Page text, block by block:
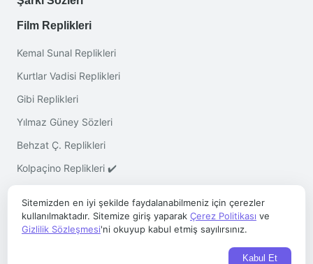
Film Replikleri
Kemal Sunal Replikleri
Kurtlar Vadisi Replikleri
Gibi Replikleri
Yılmaz Güney Sözleri
Behzat Ç. Replikleri
Kolpaçino Replikleri ✔️
- Her Hakkı Saklıdır
Sitemizden en iyi şekilde faydalanabilmeniz için çerezler
kullanılmaktadır. Sitemize giriş yaparak Çerez Politikası ve
Gizlilik Sözleşmesi'ni okuyup kabul etmiş sayılırsınız.
Kabul Et